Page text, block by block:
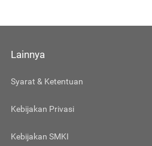
Lainnya
Syarat & Ketentuan
Kebijakan Privasi
Kebijakan SMKI